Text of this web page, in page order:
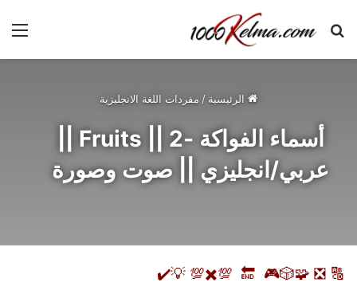
بحث عن
الرئيسية / مفردات اللغة الانجليزية
عربي/انجليزي || صوت وصورة
🔠
❎
🧩🎲🎮 🔚 💯✖️💯
💡✔️